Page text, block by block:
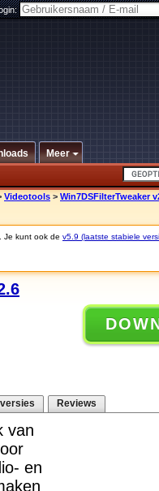
Meer
Videotools > Win7DSFilterTweaker
Je kunt ook de v5.9 (laatste stabiele
Reviews
van
en